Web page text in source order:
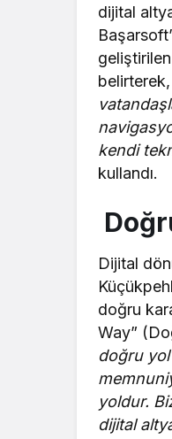
dijital
geliştirilen
belirterek,
kendi
kullandı.
Dijital
doğru
Way”
doğru
yoldur.
dijital